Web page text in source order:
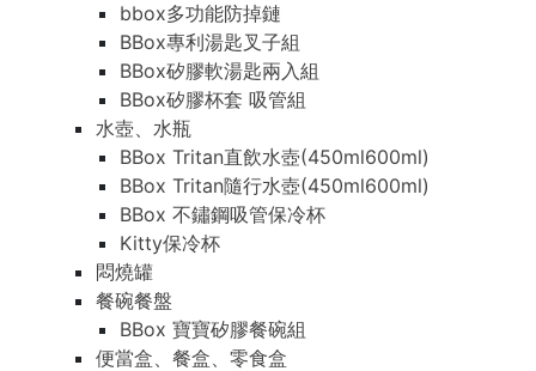
bbox多功能防掉鏈
BBox專利湯匙叉子組
BBox矽膠軟湯匙兩入組
BBox矽膠杯套 吸管組
水壺、水瓶
BBox Tritan直飲水壺(450ml600ml)
BBox Tritan隨行水壺(450ml600ml)
BBox 不鏽鋼吸管保冷杯
Kitty保冷杯
悶燒罐
餐碗餐盤
BBox 寶寶矽膠餐碗組
便當盒、餐盒、零食盒